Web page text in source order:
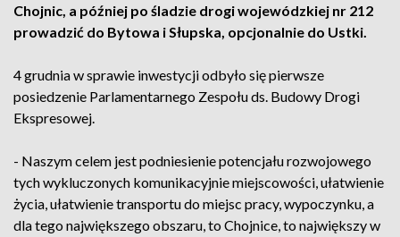
Chojnic, a później po śladzie drogi wojewódzkiej nr 212
prowadzić do Bytowa i Słupska, opcjonalnie do Ustki.
4 grudnia w sprawie inwestycji odbyło się pierwsze
posiedzenie Parlamentarnego Zespołu ds. Budowy Drogi
Ekspresowej.
- Naszym celem jest podniesienie potencjału rozwojowego
tych wykluczonych komunikacyjnie miejscowości, ułatwienie
życia, ułatwienie transportu do miejsc pracy, wypoczynku, a
dla tego największego obszaru, to Chojnice, to największy w